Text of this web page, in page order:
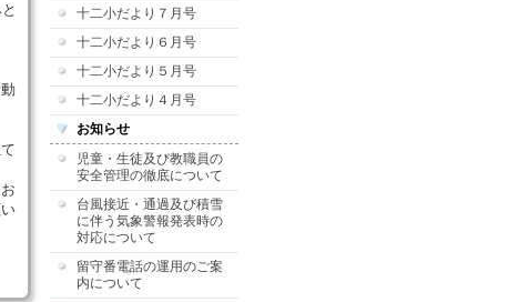
十二小だより７月号
十二小だより６月号
十二小だより５月号
十二小だより４月号
お知らせ
児童・生徒及び教職員の
安全管理の徹底について
台風接近・通過及び積雪
に伴う気象警報発表時の
対応について
留守番電話の運用のご案
内について